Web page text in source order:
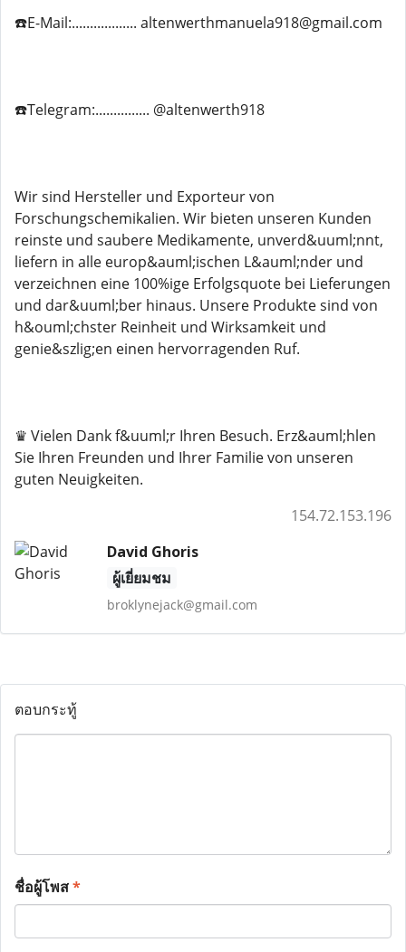
☎️E-Mail:.................. altenwerthmanuela918@gmail.com
☎️Telegram:............... @altenwerth918
Wir sind Hersteller und Exporteur von
Forschungschemikalien. Wir bieten unseren Kunden
reinste und saubere Medikamente, unverd&uuml;nnt,
liefern in alle europ&auml;ischen L&auml;nder und
verzeichnen eine 100%ige Erfolgsquote bei Lieferungen
und dar&uuml;ber hinaus. Unsere Produkte sind von
h&ouml;chster Reinheit und Wirksamkeit und
genie&szlig;en einen hervorragenden Ruf.
♛ Vielen Dank f&uuml;r Ihren Besuch. Erz&auml;hlen
Sie Ihren Freunden und Ihrer Familie von unseren
guten Neuigkeiten.
154.72.153.196
David Ghoris
ผู้เยี่ยมชม
broklynejack@gmail.com
ตอบกระทู้
ชื่อผู้โพส*